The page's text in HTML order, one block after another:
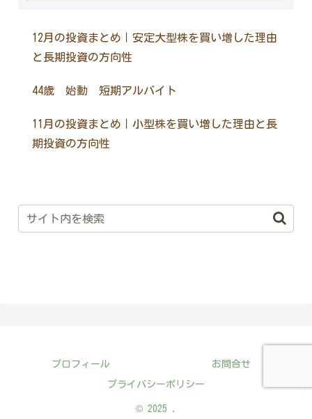
12月の投資まとめ｜安定大型株を買い増した理由
と長期投資の方向性
44歳 始動 短期アルバイト
11月の投資まとめ｜小型株を買い増した理由と長
期投資の方向性
プロフィール お問合せ
プライバシーポリシー
© 2025 .